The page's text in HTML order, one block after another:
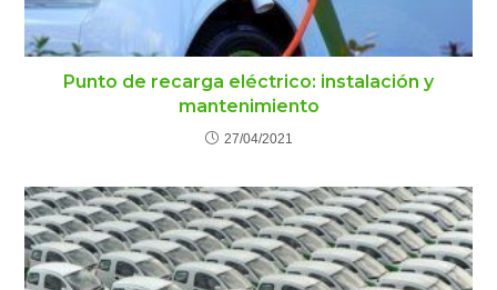
Punto de recarga eléctrico: instalación y
mantenimiento
27/04/2021